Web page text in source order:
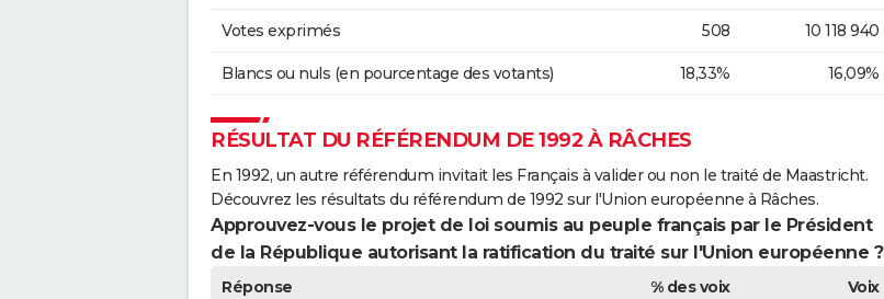
Votes exprimés 508 10 118 940
Blancs ou nuls (en pourcentage des votants) 18,33% 16,09%
RÉSULTAT DU RÉFÉRENDUM DE 1992 À RÂCHES
En 1992, un autre référendum invitait les Français à valider ou non le traité de Maastricht.
Découvrez les résultats du référendum de 1992 sur l'Union européenne à Râches.
Approuvez-vous le projet de loi soumis au peuple français par le Président
de la République autorisant la ratification du traité sur l'Union européenne ?
Réponse % des voix
Voix